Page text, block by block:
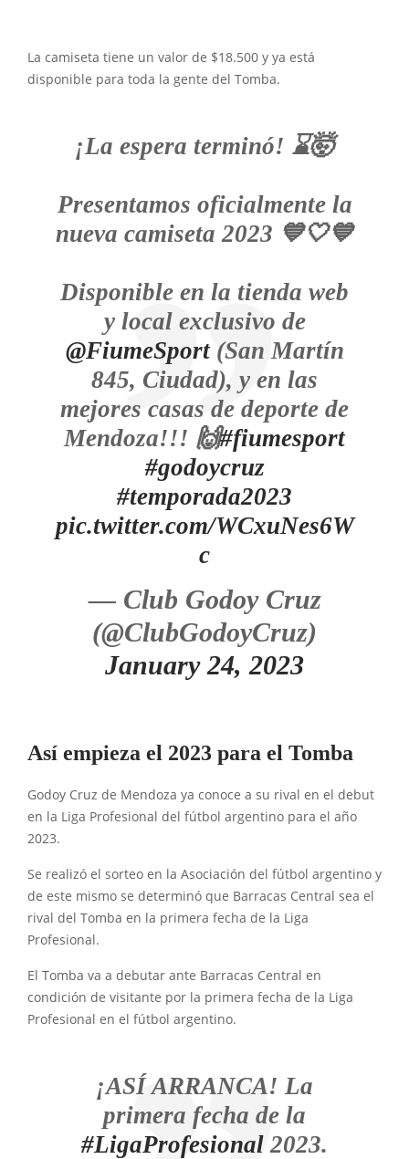
La camiseta tiene un valor de $18.500 y ya está
disponible para toda la gente del Tomba.
¡La espera terminó! ⌛🤯
Presentamos oficialmente la
nueva camiseta 2023 💙🤍💙
Disponible en la tienda web
y local exclusivo de
@FiumeSport(San Martín
845, Ciudad), y en las
mejores casas de deporte de
Mendoza!!! 🙌#fiumesport
#godoycruz
#temporada2023
pic.twitter.com/WCxuNes6W
c
— Club Godoy Cruz
(@ClubGodoyCruz)
January 24, 2023
Así empieza el 2023 para el Tomba
Godoy Cruz de Mendoza ya conoce a su rival en el debut
en la Liga Profesional del fútbol argentino para el año
2023.
Se realizó el sorteo en la Asociación del fútbol argentino y
de este mismo se determinó que Barracas Central sea el
rival del Tomba en la primera fecha de la Liga
Profesional.
El Tomba va a debutar ante Barracas Central en
condición de visitante por la primera fecha de la Liga
Profesional en el fútbol argentino.
¡ASÍ ARRANCA! La
primera fecha de la
#LigaProfesional 2023.